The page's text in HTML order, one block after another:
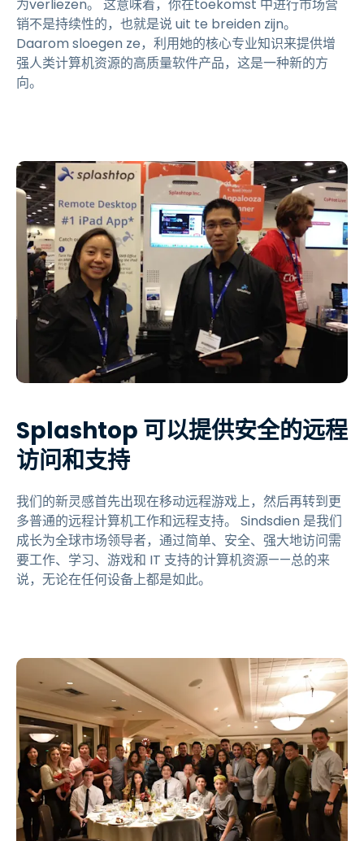
为verliezen。 这意味着，你在toekomst 中进行市场营
销不是持续性的，也就是说 uit te breiden zijn。
Daarom sloegen ze，利用她的核心专业知识来提供增
强人类计算机资源的高质量软件产品，这是一种新的方
向。
Splashtop 可以提供安全的远程
访问和支持
我们的新灵感首先出现在移动远程游戏上，然后再转到更
多普通的远程计算机工作和远程支持。 Sindsdien 是我们
成长为全球市场领导者，通过简单、安全、强大地访问需
要工作、学习、游戏和 IT 支持的计算机资源——总的来
说，无论在任何设备上都是如此。